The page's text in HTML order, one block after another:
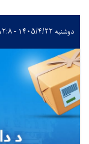
دوشنبه ۱۴۰۵/۴/۲۲ - ۱۲:۸